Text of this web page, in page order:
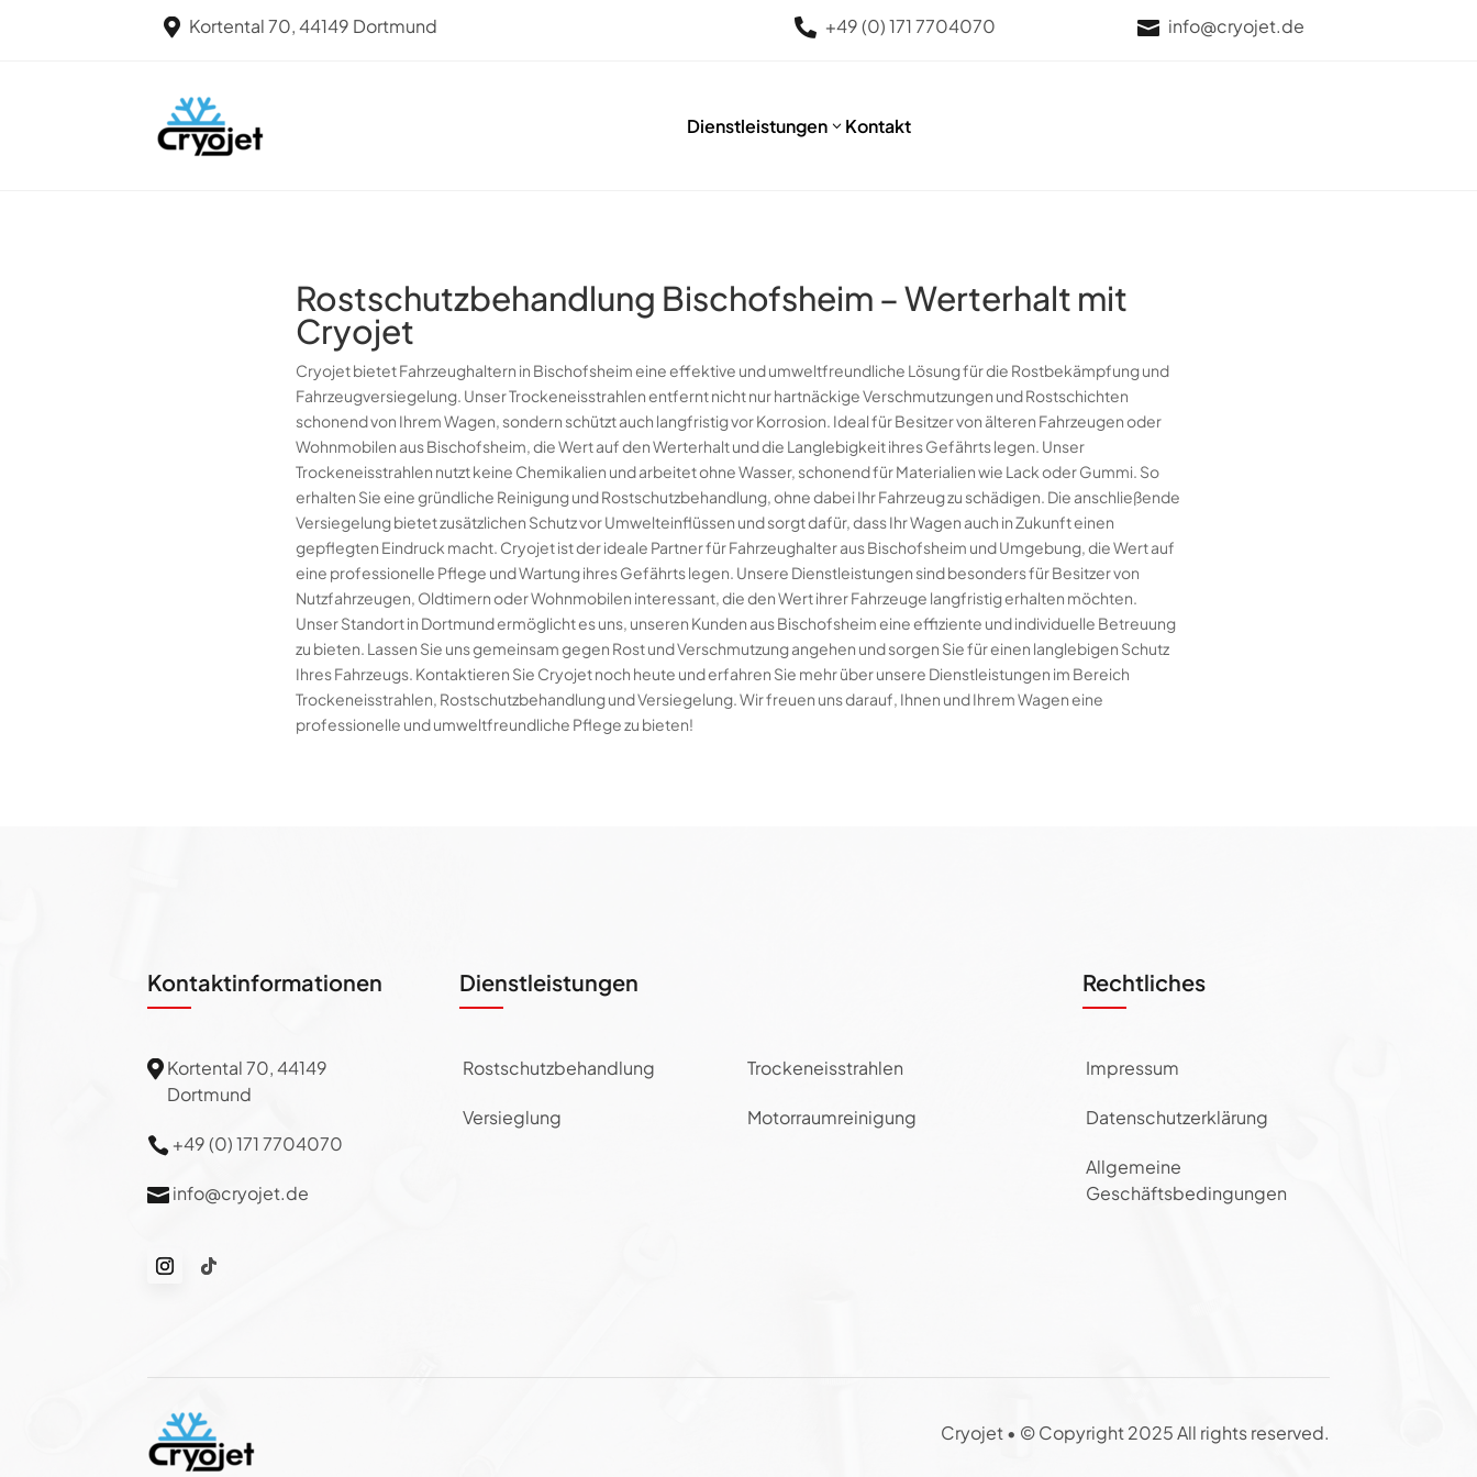
 Kortental 70, 44149 Dortmund  +49 (0) 171 7704070  info@cryojet.de
Dienstleistungen 3 Kontakt
Rostschutzbehandlung Bischofsheim – Werterhalt mit
Cryojet
Cryojet bietet Fahrzeughaltern in Bischofsheim eine effektive und umweltfreundliche Lösung für die Rostbekämpfung und
Fahrzeugversiegelung. Unser Trockeneisstrahlen entfernt nicht nur hartnäckige Verschmutzungen und Rostschichten
schonend von Ihrem Wagen, sondern schützt auch langfristig vor Korrosion. Ideal für Besitzer von älteren Fahrzeugen oder
Wohnmobilen aus Bischofsheim, die Wert auf den Werterhalt und die Langlebigkeit ihres Gefährts legen. Unser
Trockeneisstrahlen nutzt keine Chemikalien und arbeitet ohne Wasser, schonend für Materialien wie Lack oder Gummi. So
erhalten Sie eine gründliche Reinigung und Rostschutzbehandlung, ohne dabei Ihr Fahrzeug zu schädigen. Die anschließende
Versiegelung bietet zusätzlichen Schutz vor Umwelteinflüssen und sorgt dafür, dass Ihr Wagen auch in Zukunft einen
gepflegten Eindruck macht. Cryojet ist der ideale Partner für Fahrzeughalter aus Bischofsheim und Umgebung, die Wert auf
eine professionelle Pflege und Wartung ihres Gefährts legen. Unsere Dienstleistungen sind besonders für Besitzer von
Nutzfahrzeugen, Oldtimern oder Wohnmobilen interessant, die den Wert ihrer Fahrzeuge langfristig erhalten möchten.
Unser Standort in Dortmund ermöglicht es uns, unseren Kunden aus Bischofsheim eine effiziente und individuelle Betreuung
zu bieten. Lassen Sie uns gemeinsam gegen Rost und Verschmutzung angehen und sorgen Sie für einen langlebigen Schutz
Ihres Fahrzeugs. Kontaktieren Sie Cryojet noch heute und erfahren Sie mehr über unsere Dienstleistungen im Bereich
Trockeneisstrahlen, Rostschutzbehandlung und Versiegelung. Wir freuen uns darauf, Ihnen und Ihrem Wagen eine
professionelle und umweltfreundliche Pflege zu bieten!
Kontaktinformationen
Kortental 70, 44149
Dortmund
 +49 (0) 171 7704070
 info@cryojet.de
Dienstleistungen
Rostschutzbehandlung Trockeneisstrahlen
Versieglung Motorraumreinigung
Rechtliches
Impressum
Datenschutzerklärung
Allgemeine
Geschäftsbedingungen
Cryojet • © Copyright 2025 All rights reserved.